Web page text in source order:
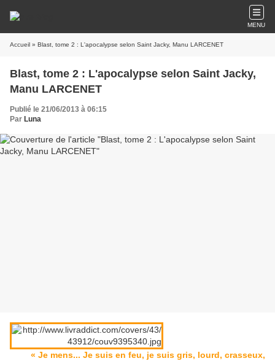
MENU
Accueil » Blast, tome 2 : L'apocalypse selon Saint Jacky, Manu LARCENET
Blast, tome 2 : L'apocalypse selon Saint Jacky,
Manu LARCENET
Publié le 21/06/2013 à 06:15
Par Luna
« Je mens... Je suis en feu, je suis gris, lourd, crasseux,